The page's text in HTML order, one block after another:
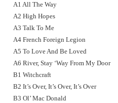
A1 All The Way
A2 High Hopes
A3 Talk To Me
A4 French Foreign Legion
A5 To Love And Be Loved
A6 River, Stay ‘Way From My Door
B1 Witchcraft
B2 It’s Over, It’s Over, It’s Over
B3 Ol’ Mac Donald